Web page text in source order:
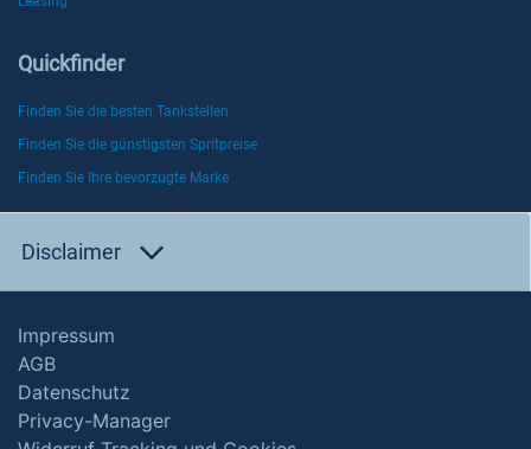
Quickfinder
Finden Sie die besten Tankstellen
Finden Sie die günstigsten Spritpreise
Finden Sie Ihre bevorzugte Marke
Disclaimer
Impressum
AGB
Datenschutz
Privacy-Manager